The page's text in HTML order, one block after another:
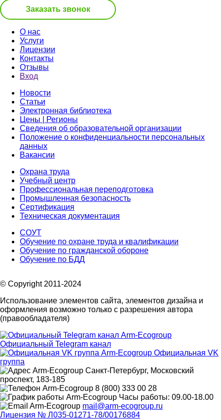
Заказать звонок
О нас
Услуги
Лицензии
Контакты
Отзывы
Вход
Новости
Статьи
Электронная библиотека
Цены | Регионы
Сведения об образовательной организации
Положение о конфиденциальности персональных
данных
Вакансии
Охрана труда
Учебный центр
Профессиональная переподготовка
Промышленная безопасность
Сертификация
Техническая документация
СОУТ
Обучение по охране труда и квалификации
Обучение по гражданской обороне
Обучение по БДД
© Copyright 2011-2024
Использование элементов сайта, элементов дизайна и
оформления возможно только с разрешения автора
(правообладателя)
Официальный Telegram канал
Официальная VK
группа
Санкт-Петербург, Московский
проспект, 183-185
8 (800) 333 00 28
Часы работы: 09.00-18.00
mail@arm-ecogroup.ru
Лицензия № Л035-01271-78/00176884